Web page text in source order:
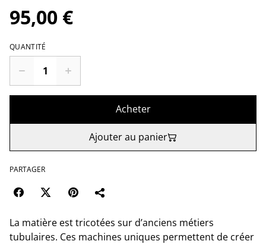
95,00 €
QUANTITÉ
Acheter
Ajouter au panier
PARTAGER
La matière est tricotées sur d’anciens métiers
tubulaires. Ces machines uniques permettent de créer